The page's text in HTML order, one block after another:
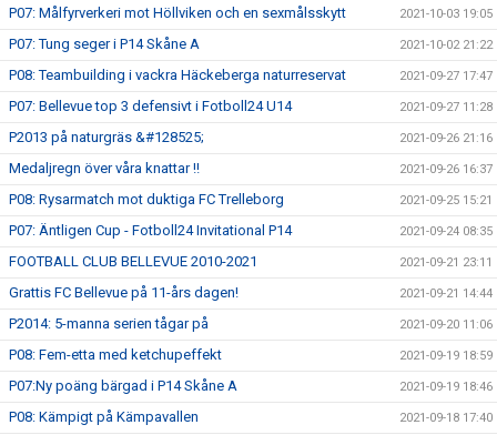
P07: Målfyrverkeri mot Höllviken och en sexmålsskytt 2021-10-03 19:05
P07: Tung seger i P14 Skåne A 2021-10-02 21:22
P08: Teambuilding i vackra Häckeberga naturreservat 2021-09-27 17:47
P07: Bellevue top 3 defensivt i Fotboll24 U14 2021-09-27 11:28
P2013 på naturgräs &#128525; 2021-09-26 21:16
Medaljregn över våra knattar !! 2021-09-26 16:37
P08: Rysarmatch mot duktiga FC Trelleborg 2021-09-25 15:21
P07: Äntligen Cup - Fotboll24 Invitational P14 2021-09-24 08:35
FOOTBALL CLUB BELLEVUE 2010-2021 2021-09-21 23:11
Grattis FC Bellevue på 11-års dagen! 2021-09-21 14:44
P2014: 5-manna serien tågar på 2021-09-20 11:06
P08: Fem-etta med ketchupeffekt 2021-09-19 18:59
P07:Ny poäng bärgad i P14 Skåne A 2021-09-19 18:46
P08: Kämpigt på Kämpavallen 2021-09-18 17:40